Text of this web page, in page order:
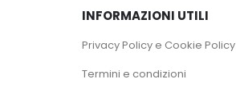
INFORMAZIONI UTILI
Privacy Policy e Cookie Policy
Termini e condizioni